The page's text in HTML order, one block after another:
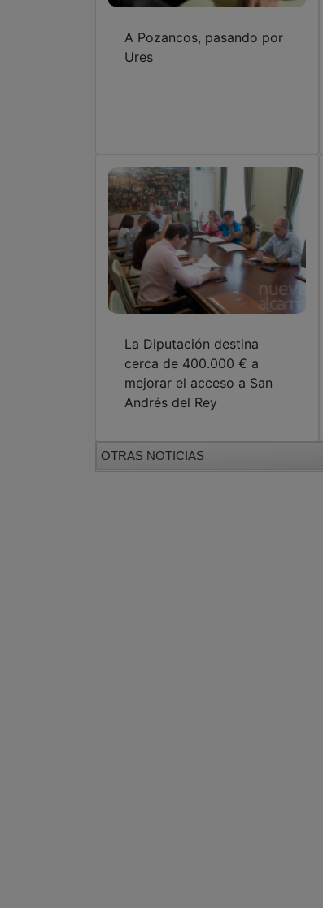
A Pozancos, pasando por
Ures
La Diputación destina
cerca de 400.000 € a
mejorar el acceso a San
Andrés del Rey
OTRAS NOTICIAS